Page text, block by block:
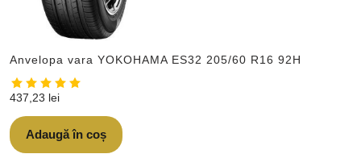
Anvelopa vara YOKOHAMA ES32 205/60 R16 92H
437,23 lei
Adaugă în coș